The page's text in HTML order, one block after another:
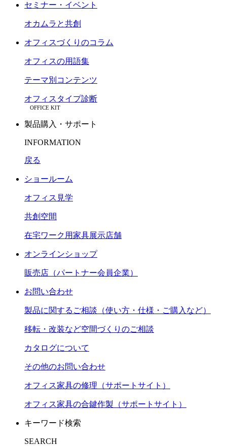
セミナー・イベント
オカムラと共創
オフィスづくりのコラム
オフィスの用語集
テーマ別コンテンツ
オフィスタイプ診断
OFFICE KIT
製品購入・サポート
INFORMATION
戻る
ショールーム
オフィス見学
共創空間
在宅ワーク用家具展示店舗
オンラインショップ
販売店（パートナー会員企業）
お問い合わせ
製品に関するご相談（使い方・仕様・ご購入など）
移転・改装など空間づくりのご相談
カタログについて
その他のお問い合わせ
オフィス家具の修理（サポートサイト）
オフィス家具の合鍵作製（サポートサイト）
キーワード検索
SEARCH